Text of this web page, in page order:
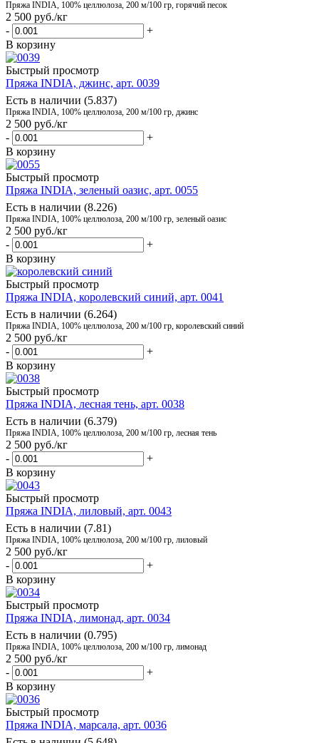
Пряжа INDIA, 100% целлюлоза, 200 м/100 гр, горячий песок
2 500 руб./кг
-
+
В корзину
Быстрый просмотр
Пряжа INDIA, джинс, арт. 0039
Есть в наличии (5.837)
Пряжа INDIA, 100% целлюлоза, 200 м/100 гр, джинс
2 500 руб./кг
-
+
В корзину
Быстрый просмотр
Пряжа INDIA, зеленый оазис, арт. 0055
Есть в наличии (8.226)
Пряжа INDIA, 100% целлюлоза, 200 м/100 гр, зеленый оазис
2 500 руб./кг
-
+
В корзину
Быстрый просмотр
Пряжа INDIA, королевский синий, арт. 0041
Есть в наличии (6.264)
Пряжа INDIA, 100% целлюлоза, 200 м/100 гр, королевский синий
2 500 руб./кг
-
+
В корзину
Быстрый просмотр
Пряжа INDIA, лесная тень, арт. 0038
Есть в наличии (6.379)
Пряжа INDIA, 100% целлюлоза, 200 м/100 гр, лесная тень
2 500 руб./кг
-
+
В корзину
Быстрый просмотр
Пряжа INDIA, лиловый, арт. 0043
Есть в наличии (7.81)
Пряжа INDIA, 100% целлюлоза, 200 м/100 гр, лиловый
2 500 руб./кг
-
+
В корзину
Быстрый просмотр
Пряжа INDIA, лимонад, арт. 0034
Есть в наличии (0.795)
Пряжа INDIA, 100% целлюлоза, 200 м/100 гр, лимонад
2 500 руб./кг
-
+
В корзину
Быстрый просмотр
Пряжа INDIA, марсала, арт. 0036